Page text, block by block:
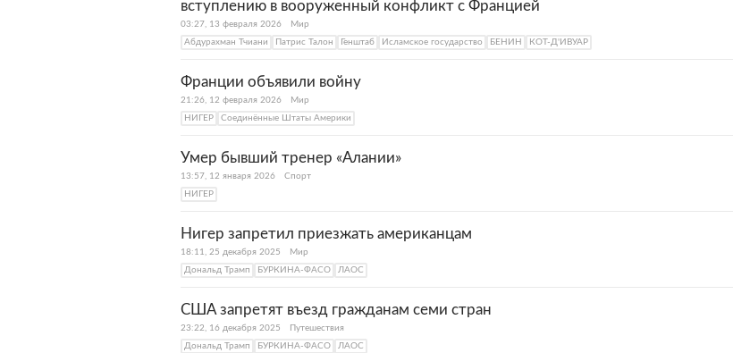
вступлению в вооруженный конфликт с Францией
03:27, 13 февраля 2026
Мир
Абдурахман Тчиани
Патрис Талон Генштаб Исламское государство БЕНИН КОТ-Д'ИВУАР
Франции объявили войну
21:26, 12 февраля 2026
Мир
НИГЕР
Соединённые Штаты Америки
Умер бывший тренер «Алании»
13:57, 12 января 2026
Спорт
НИГЕР
Нигер запретил приезжать американцам
18:11, 25 декабря 2025
Мир
Дональд Трамп
БУРКИНА-ФАСО ЛАОС
США запретят въезд гражданам семи стран
23:22, 16 декабря 2025
Путешествия
Дональд Трамп
БУРКИНА-ФАСО ЛАОС